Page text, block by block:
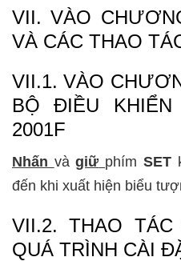
VII. VÀO
VÀ CÁC THAO
VII.1. VÀO
BỘ ĐIỀU
2001F
Nhấn vàgiữ phím SET
đến khi xuất hiện biểu
VII.2. THAO
QUÁ TRÌNH CÀI